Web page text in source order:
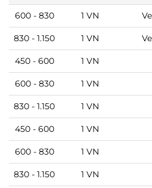
600 - 830 1 VN
830 - 1.150 1 VN
450 - 600 1 VN
600 - 830 1 VN
830 - 1.150 1 VN
450 - 600 1 VN
600 - 830 1 VN
830 - 1.150 1 VN